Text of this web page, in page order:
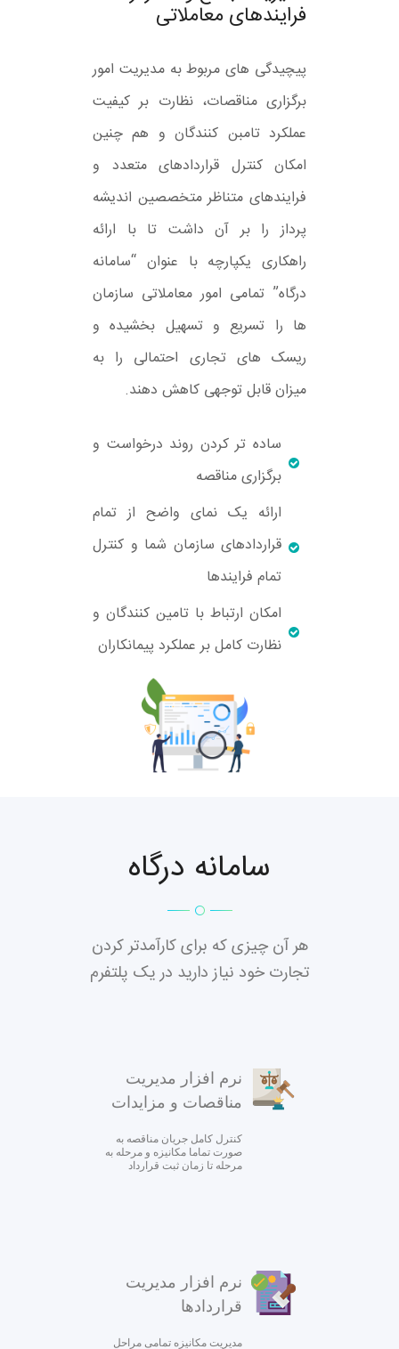
فرایندهای معاملاتی
پیچیدگی های مربوط به مدیریت امور
برگزاری مناقصات، نظارت بر کیفیت
عملکرد تامبن کنندگان و هم چنین
امکان کنترل قراردادهای متعدد و
فرایندهای متناظر متخصصین اندیشه
پرداز را بر آن داشت تا با ارائه
راهکاری یکپارچه با عنوان “سامانه
درگاه” تمامی امور معاملاتی سازمان
ها را تسریع و تسهیل بخشیده و
ریسک های تجاری احتمالی را به
میزان قابل توجهی کاهش دهند.
ساده تر کردن روند درخواست و
برگزاری مناقصه
ارائه یک نمای واضح از تمام
قراردادهای سازمان شما و کنترل
تمام فرایندها
امکان ارتباط با تامین کنندگان و
نظارت کامل بر عملکرد پیمانکاران
سامانه درگاه
هر آن چیزی که برای کارآمدتر کردن
تجارت خود نیاز دارید در یک پلتفرم
نرم افزار مدیریت
مناقصات و مزایدات
کنترل کامل جریان مناقصه به
صورت تماما مکانیزه و مرحله به
مرحله تا زمان ثبت قرارداد
نرم افزار مدیریت
قراردادها
مدیریت مکانیزه تمامی مراحل